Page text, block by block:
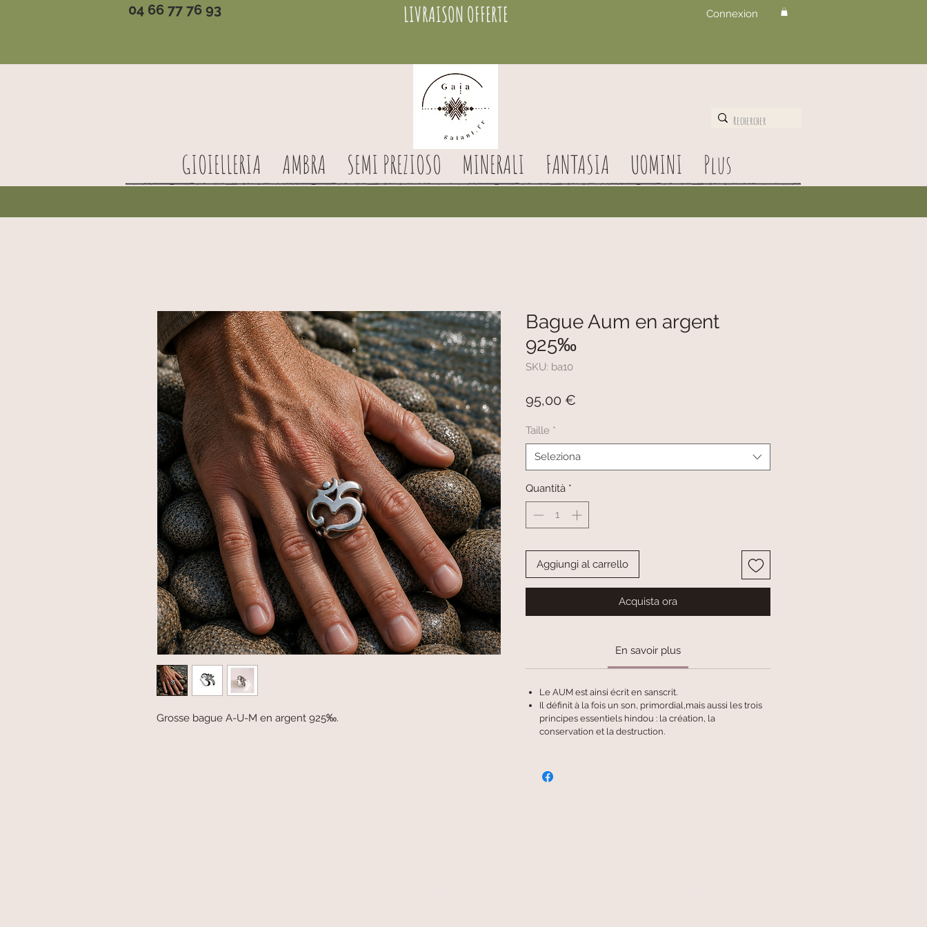
04 66 77 76 93 LIVRAISON OFFERTE Connexion
GIOIELLERIA AMBRA SEMI PREZIOSO MINERALI FANTASIA UOMINI Plus
Grosse bague A-U-M en argent 925‰.
Bague Aum en argent
925‰
SKU: ba10
95,00 €
Taille *
Seleziona
Quantità *
Aggiungi al carrello
Acquista ora
En savoir plus
Le AUM est ainsi écrit en sanscrit.
Il définit à la fois un son, primordial,mais aussi les trois
principes essentiels hindou : la création, la
conservation et la destruction.